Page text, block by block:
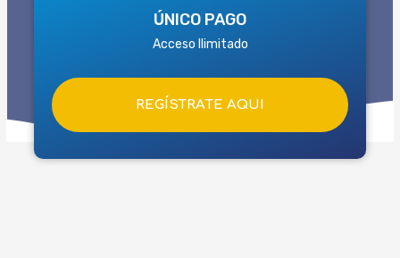
ÚNICO PAGO
Acceso Ilimitado
REGÍSTRATE AQUI